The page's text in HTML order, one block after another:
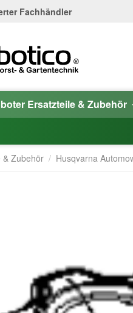
Fachhändler
Ersatzteile & Zubehör
& Zubehör / Husqvarna